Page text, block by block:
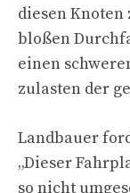
diesen Knoten
bloßen
einen
zulasten der
Landbauer
„Dieser
so nicht